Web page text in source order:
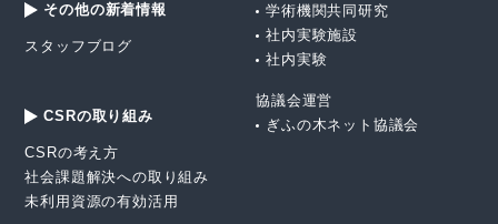
学術機関共同研究
社内実験施設
社内実験
協議会運営
ぎふの木ネット協議会
その他の新着情報
スタッフブログ
CSRの取り組み
CSRの考え方
社会課題解決への取り組み
未利用資源の有効活用